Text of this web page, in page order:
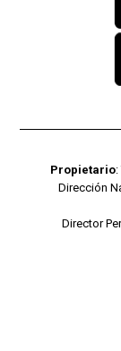
Propietario
Dirección
Director